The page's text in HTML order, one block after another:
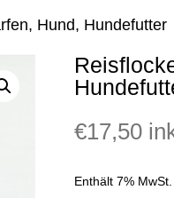
Hund, Hundefutter
€17,50
Enthält 7% MwSt.